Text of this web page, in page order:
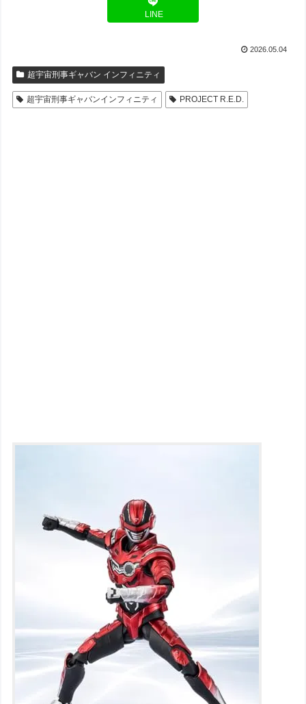
LINE
2026.05.04
超宇宙刑事ギャバン インフィニティ
超宇宙刑事ギャバンインフィニティ PROJECT R.E.D.